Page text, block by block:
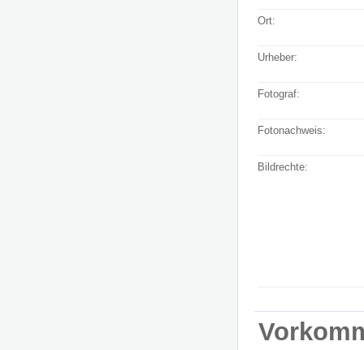
Ort:
Urheber:
Fotograf:
Fotonachweis:
Bildrechte: